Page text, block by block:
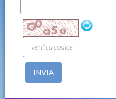
INVIA